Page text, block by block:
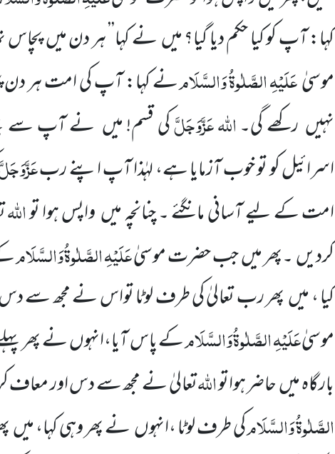
کہا: آپ کو کیا حکم دیا گیا؟ میں نے کہا’’ ہر دن میں
موسیٰعَلَیْہِالصَّلٰوۃُوَالسَّلَامنے کہا: آپ کی امت ہر دن
نہیں رکھے گی۔اللہعَزَّوَجَلَّکی قسم! میں نے آپ سے
اسرائیل کو تو خوب آزمایا ہے، لہٰذا آپ اپنے رب
امت کے لیے آسانی مانگئے ۔ چنانچہ میں واپس ہوا تواللہ
کردیں ۔پھر میں جب حضرت موسیٰعَلَیْہِالصَّلٰوۃُوَالسَّلَام
کیا ، میں پھر رب تعالیٰ کی طرف لوٹا تواس نے مجھ سے
موسیٰعَلَیْہِالصَّلٰوۃُوَالسَّلَامکے پاس آیا،انہوں نے پھر پہلے
بارگاہ میں حاضر ہواتواللہتعالیٰ نے مجھ سے دس اور معاف
الصَّلٰوۃُوَالسَّلَامکی طرف لوٹا ،انہوں نے پھر وہی کہا، میں